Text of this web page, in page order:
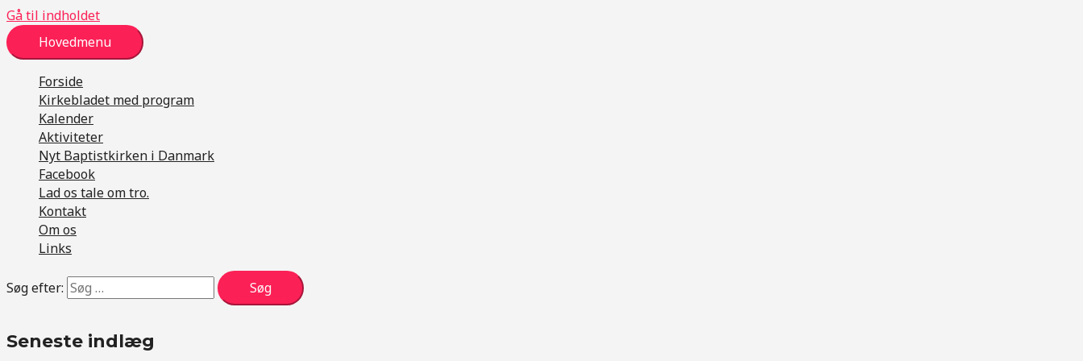
Gå til indholdet
Hovedmenu
Forside
Kirkebladet med program
Kalender
Aktiviteter
Nyt Baptistkirken i Danmark
Facebook
Lad os tale om tro.
Kontakt
Om os
Links
Søg efter:
Seneste indlæg